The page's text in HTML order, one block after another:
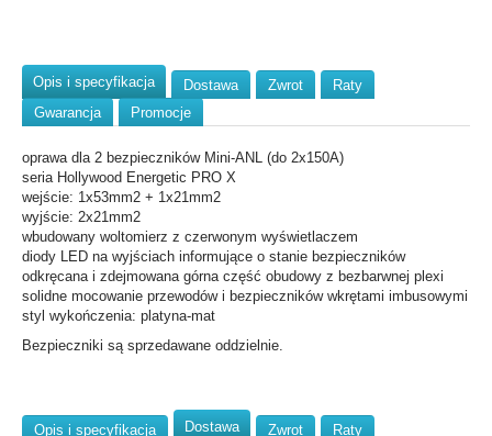
Opis i specyfikacja Dostawa Zwrot
Raty
Gwarancja
Promocje
oprawa dla 2 bezpieczników Mini-ANL (do 2x150A)
seria Hollywood Energetic PRO X
wejście: 1x53mm2 + 1x21mm2
wyjście: 2x21mm2
wbudowany woltomierz z czerwonym wyświetlaczem
diody LED na wyjściach informujące o stanie bezpieczników
odkręcana i zdejmowana górna część obudowy z bezbarwnej plexi
solidne mocowanie przewodów i bezpieczników wkrętami imbusowymi
styl wykończenia: platyna-mat
Bezpieczniki są sprzedawane oddzielnie.
Opis i specyfikacja Dostawa Zwrot Raty